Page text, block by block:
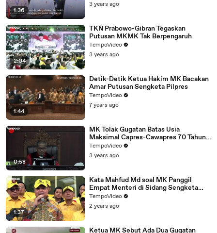
1:36
3 years ago
2:04
TKN Prabowo-Gibran Tegaskan
Putusan MKMK Tak Berpengaruh
TempoVideo
3 years ago
1:44
Detik-Detik Ketua Hakim MK Bacakan
Amar Putusan Sengketa Pilpres
TempoVideo
7 years ago
0:58
MK Tolak Gugatan Batas Usia
Maksimal Capres-Cawapres 70 Tahun,
Prabowo Tetap Bisa Maju
TempoVideo
3 years ago
1:37
Kata Mahfud Md soal MK Panggil
Empat Menteri di Sidang Sengketa
Pilpres
TempoVideo
2 years ago
Ketua MK Sebut Ada Dua Gugatan